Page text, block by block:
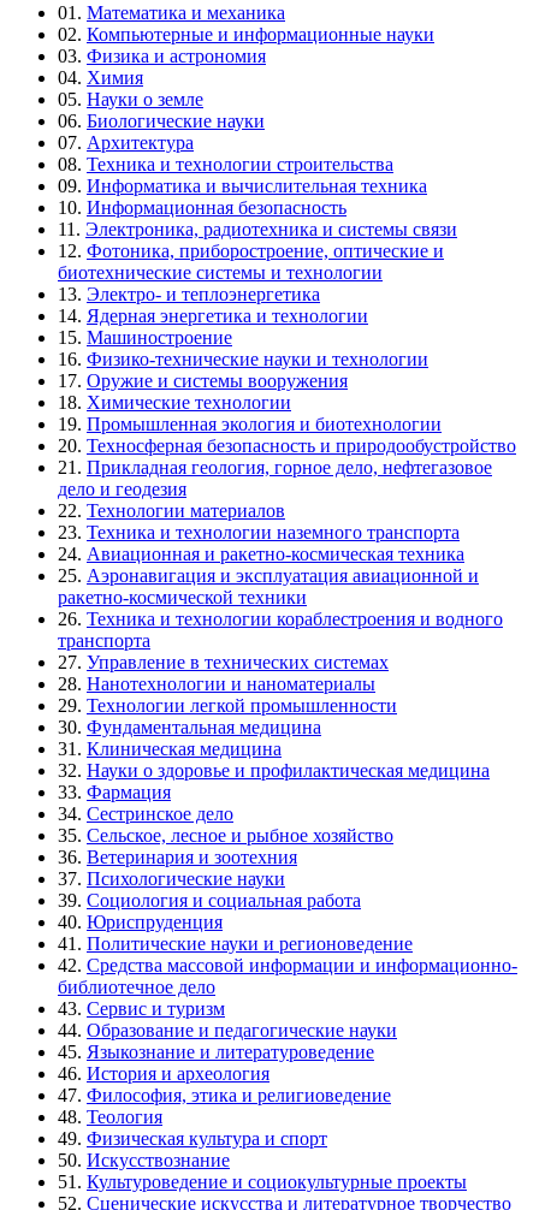
01. Математика и механика
02. Компьютерные и информационные науки
03. Физика и астрономия
04. Химия
05. Науки о земле
06. Биологические науки
07. Архитектура
08. Техника и технологии строительства
09. Информатика и вычислительная техника
10. Информационная безопасность
11. Электроника, радиотехника и системы связи
12. Фотоника, приборостроение, оптические и
биотехнические системы и технологии
13. Электро- и теплоэнергетика
14. Ядерная энергетика и технологии
15. Машиностроение
16. Физико-технические науки и технологии
17. Оружие и системы вооружения
18. Химические технологии
19. Промышленная экология и биотехнологии
20. Техносферная безопасность и природообустройство
21. Прикладная геология, горное дело, нефтегазовое
дело и геодезия
22. Технологии материалов
23. Техника и технологии наземного транспорта
24. Авиационная и ракетно-космическая техника
25. Аэронавигация и эксплуатация авиационной и
ракетно-космической техники
26. Техника и технологии кораблестроения и водного
транспорта
27. Управление в технических системах
28. Нанотехнологии и наноматериалы
29. Технологии легкой промышленности
30. Фундаментальная медицина
31. Клиническая медицина
32. Науки о здоровье и профилактическая медицина
33. Фармация
34. Сестринское дело
35. Сельское, лесное и рыбное хозяйство
36. Ветеринария и зоотехния
37. Психологические науки
39. Социология и социальная работа
40. Юриспруденция
41. Политические науки и регионоведение
42. Средства массовой информации и информационно-
библиотечное дело
43. Сервис и туризм
44. Образование и педагогические науки
45. Языкознание и литературоведение
46. История и археология
47. Философия, этика и религиоведение
48. Теология
49. Физическая культура и спорт
50. Искусствознание
51. Культуроведение и социокультурные проекты
52. Сценические искусства и литературное творчество